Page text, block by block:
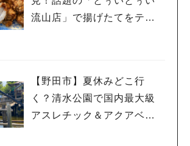
流山店」で揚げたてをテイ
【野田市】夏休みどこ行
く？清水公園で国内最大級
アスレチック＆アクアベン
たい／教えて投稿記事
けた